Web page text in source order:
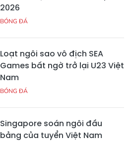
2026
BÓNG ĐÁ
Loạt ngôi sao vô địch SEA
Games bất ngờ trở lại U23 Việt
Nam
BÓNG ĐÁ
Singapore soán ngôi đầu
bảng của tuyển Việt Nam